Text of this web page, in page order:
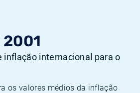
2001
inflação internacional para o
os valores médios da inflação